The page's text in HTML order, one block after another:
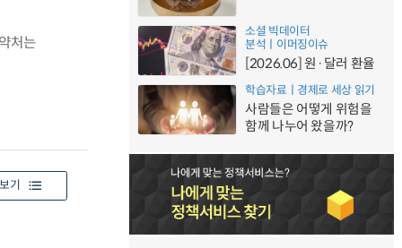
처는
기
소셜 빅데이터
분석ㅣ이머징이슈
[2026.06] 원·달러 환율
학습자료ㅣ경제로 세상 읽기
사람들은 어떻게 위험을
함께 나누어 왔을까?